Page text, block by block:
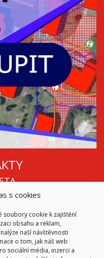
s cookies
soubory cookie k zajištění
obsahu a reklam,
naší návštěvnosti
o tom, jak náš web
sociální média, inzerci a
Vala
- 16:30